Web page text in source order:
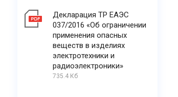
Декларация ТР ЕАЭС
037/2016 «Об ограничении
применения опасных
веществ в изделиях
электротехники и
радиоэлектроники»
735.4 Кб